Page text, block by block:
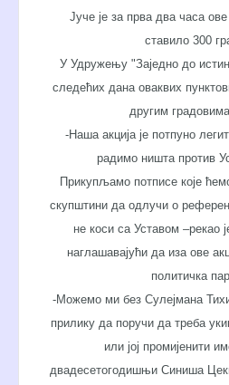
Јуче је за прва два часа ове
ставило 300
У Удружењу "Заједно до
следећих дана оваквих
другим
-Наша акција је потпуно
радимо ништа против
Прикупљамо потписе које
скупштини да одлучи о
не коси са Уставом –рекао
наглашавајући да иза ове
политичка
-Можемо ми без Сулејмана
прилику да поручи да треба
или јој промијенити
двадесетогодишњи Синиша